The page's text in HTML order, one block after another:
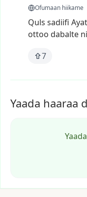
Ofumaan hiikame
Quls sadiifi Ayat
ottoo dabalte ni
7
Yaada haaraa